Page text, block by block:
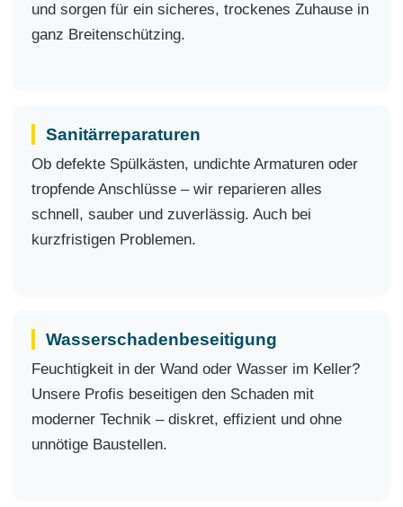
und sorgen für ein sicheres, trockenes Zuhause in
ganz Breitenschützing.
Sanitärreparaturen
Ob defekte Spülkästen, undichte Armaturen oder
tropfende Anschlüsse – wir reparieren alles
schnell, sauber und zuverlässig. Auch bei
kurzfristigen Problemen.
Wasserschadenbeseitigung
Feuchtigkeit in der Wand oder Wasser im Keller?
Unsere Profis beseitigen den Schaden mit
moderner Technik – diskret, effizient und ohne
unnötige Baustellen.